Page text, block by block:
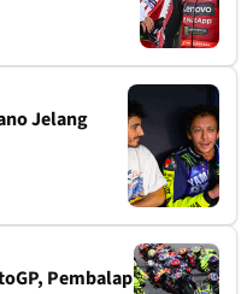
Jelang
Pembalap